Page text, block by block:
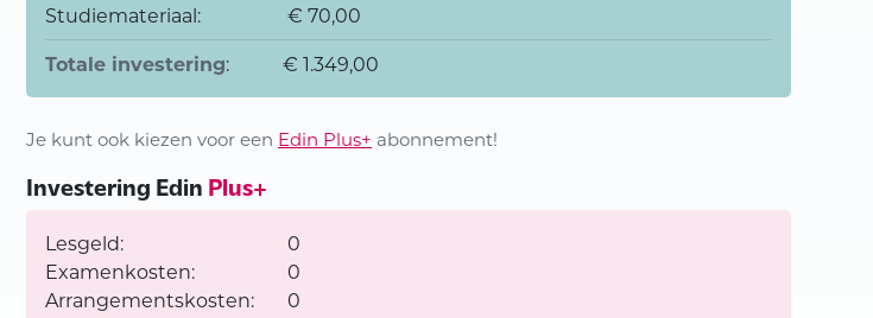
Studiemateriaal:
€ 70,00
Totale investering: € 1.349,00
Je kunt ook kiezen voor een Edin Plus+ abonnement!
Investering Edin Plus+
Lesgeld:
0
Examenkosten:
0
Arrangementskosten:
0